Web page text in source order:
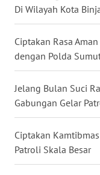
Di Wilayah Kota
Ciptakan Rasa
dengan Polda
Jelang Bulan Suci
Gabungan Gelar
Ciptakan
Patroli Skala Besar
WN
LABUHANBATU
WN
WN DELI
WN